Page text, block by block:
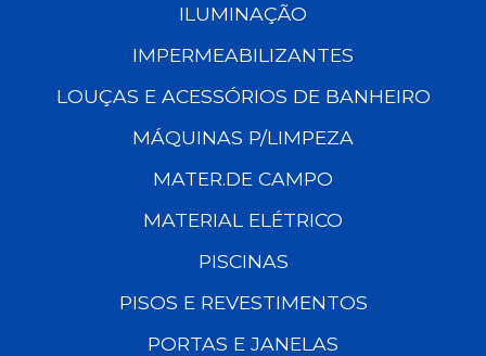
ILUMINAÇÃO
IMPERMEABILIZANTES
LOUÇAS E ACESSÓRIOS DE BANHEIRO
MÁQUINAS P/LIMPEZA
MATER.DE CAMPO
MATERIAL ELÉTRICO
PISCINAS
PISOS E REVESTIMENTOS
PORTAS E JANELAS